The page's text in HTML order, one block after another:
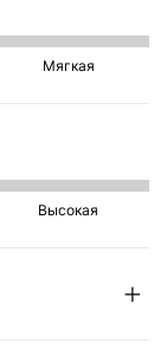
Мягкая
Высокая